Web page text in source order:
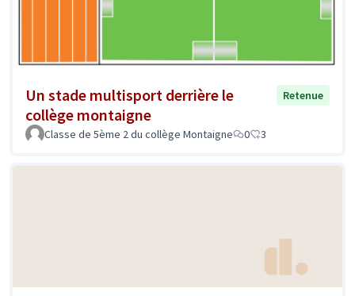
Un stade multisport derrière le
collège montaigne
Retenue
Classe de 5ème 2 du collège Montaigne 0 3